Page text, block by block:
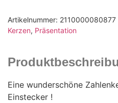
Artikelnummer: 2110000080877
Kerzen, Präsentation
Eine wunderschöne
Einstecker !